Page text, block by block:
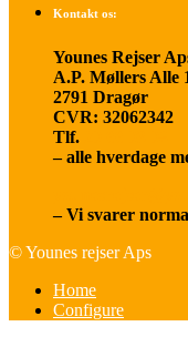
Kontakt os:
Younes Rejser
A.P. Møllers Alle
2791 Dragør
CVR: 32062342
Tlf.
– alle hverdage
– Vi svarer
© Younes rejser Aps
Home
Configure